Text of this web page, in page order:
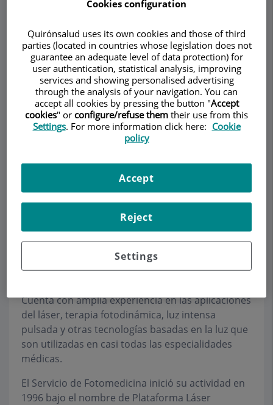
DescripcióServeisContacteHorari
Demanar Cita
Descripció
Teknon es una especialidad pionera relacionada
con el diagnóstico y tratamiento mediante láser y
otras energías fotónicas de enfermedades
cutáneas y quirúrgicas.
La Fotomedicina es laciencia de la luz– fotón -
aplicada a la medicina.
El equipo profesional está formado por expertos
Cuenta con amplia experiencia en las aplicaciones
del láser, terapia fotodinámica, luz intensa
pulsada y otras tecnologías basadas en la luz que
son utilizadas en casi todas las especialidades
médicas.
El Servicio de Fotomedicina inició su actividad en
1996 bajo el nombre de Plataforma Láser
Cookies configuration
Quirónsalud uses its own cookies and those of third
parties (located in countries whose legislation does not
guarantee an adequate level of data protection) for
user authentication, statistical analysis, improving
services and showing personalised advertising
through the analysis of your navigation. You can
accept all cookies by pressing the button "Accept
cookies" or configure/refuse them their use from this
Settings. For more information click here: Cookie
policy
Settings
Reject
Accept